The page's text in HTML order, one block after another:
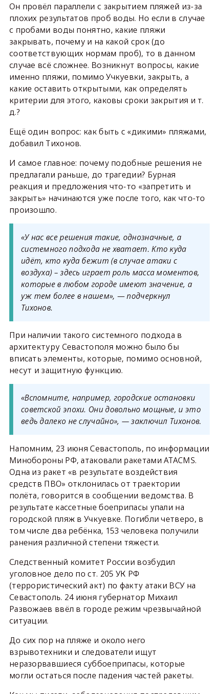
Он провёл параллели с закрытием пляжей из-за
плохих результатов проб воды. Но если в случае
с пробами воды понятно, какие пляжи
закрывать, почему и на какой срок (до
соответствующих нормам проб), то в данном
случае всё сложнее. Возникнут вопросы, какие
именно пляжи, помимо Учкуевки, закрыть, а
какие оставить открытыми, как определять
критерии для этого, каковы сроки закрытия и т.
д.?
Ещё один вопрос: как быть с «дикими» пляжами,
добавил Тихонов.
И самое главное: почему подобные решения не
предлагали раньше, до трагедии? Бурная
реакция и предложения что-то «запретить и
закрыть» начинаются уже после того, как что-то
произошло.
«У нас все решения такие, однозначные, а
системного подхода не хватает. Кто куда
идёт, кто куда бежит (в случае атаки с
воздуха) – здесь играет роль масса моментов,
которые в любом городе имеют значение, а
уж тем более в нашем», — подчеркнул
Тихонов.
При наличии такого системного подхода в
архитектуру Севастополя можно было бы
вписать элементы, которые, помимо основной,
несут и защитную функцию.
«Вспомните, например, городские остановки
советской эпохи. Они довольно мощные, и это
ведь далеко не случайно», — заключил Тихонов.
Напомним, 23 июня Севастополь, по информации
Минобороны РФ, атаковали ракетами ATACMS.
Одна из ракет «в результате воздействия
средств ПВО» отклонилась от траектории
полёта, говорится в сообщении ведомства. В
результате кассетные боеприпасы упали на
городской пляж в Учкуевке. Погибли четверо, в
том числе два ребёнка, 153 человека получили
ранения различной степени тяжести.
Следственный комитет России возбудил
уголовное дело по ст. 205 УК РФ
(террористический акт) по факту атаки ВСУ на
Севастополь. 24 июня губернатор Михаил
Развожаев ввёл в городе режим чрезвычайной
ситуации.
До сих пор на пляже и около него
взрывотехники и следователи ищут
неразорвавшиеся суббоеприпасы, которые
могли остаться после падения частей ракеты.